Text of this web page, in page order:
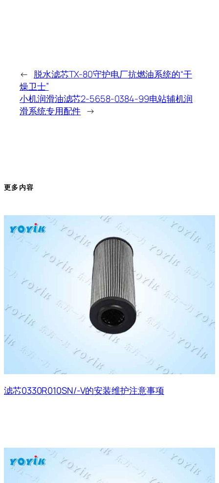
← 脱水滤芯TX-80守护电厂抗燃油系统的“干
燥卫士”
小机润滑油滤芯2-5658-0384-99电站辅机润
滑系统专用配件 →
更多内容
滤芯0330R010SN/-V的安装维护注意事项